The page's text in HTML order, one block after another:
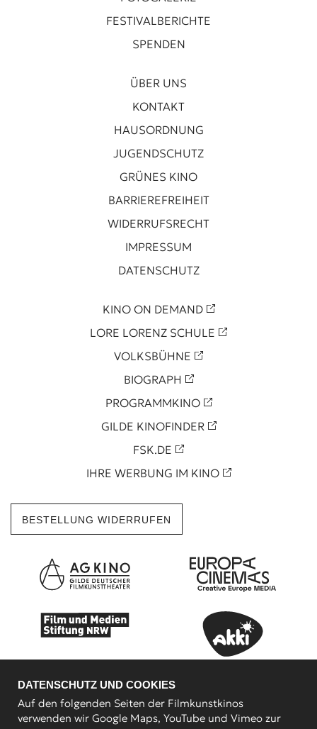
FESTIVALBERICHTE
SPENDEN
ÜBER UNS
KONTAKT
HAUSORDNUNG
JUGENDSCHUTZ
GRÜNES KINO
BARRIEREFREIHEIT
WIDERRUFSRECHT
IMPRESSUM
DATENSCHUTZ
KINO ON DEMAND
LORE LORENZ SCHULE
VOLKSBÜHNE
BIOGRAPH
PROGRAMMKINO
GILDE KINOFINDER
FSK.DE
IHRE WERBUNG IM KINO
BESTELLUNG WIDERRUFEN
DATENSCHUTZ UND COOKIES
Auf den folgenden Seiten der Filmkunstkinos
verwenden wir Google Maps, YouTube und Vimeo zur